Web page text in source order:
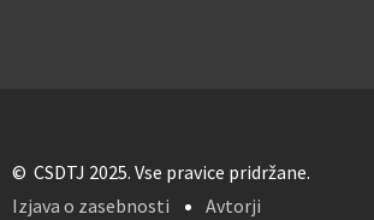
© CSDTJ 2025. Vse pravice pridržane.
Izjava o zasebnosti
Avtorji